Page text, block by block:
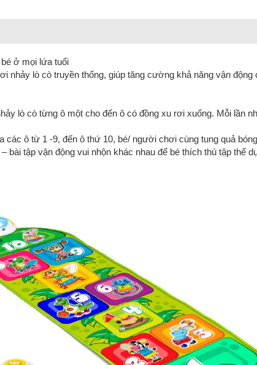
ở mọi lứa tuổi
nhảy lò cò truyền thống, giúp tăng cường khả năng vận
lò cò từng ô một cho đến ô có đồng xu rơi xuống. Mỗi lần
ô từ 1 -9, đến ô thứ 10, bé/ người chơi cùng tung quả
tập vận động vui nhộn khác nhau để bé thích thú tập thể